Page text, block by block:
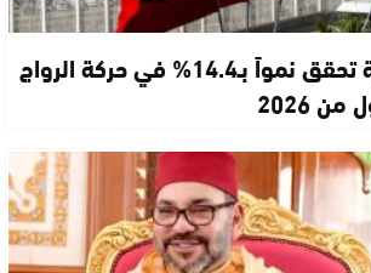
الموانئ المغربية تحقق نمواً بـ14.4% في حركة الرواج
2026